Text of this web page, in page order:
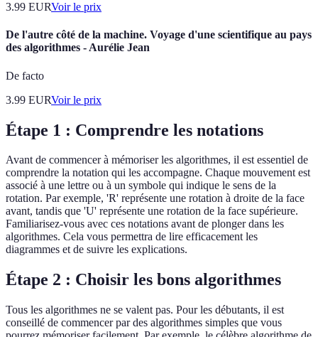
3.99 EURVoir le prix
De l'autre côté de la machine. Voyage d'une scientifique au pays
des algorithmes - Aurélie Jean
De facto
3.99 EURVoir le prix
Étape 1 : Comprendre les notations
Avant de commencer à mémoriser les algorithmes, il est essentiel de
comprendre la notation qui les accompagne. Chaque mouvement est
associé à une lettre ou à un symbole qui indique le sens de la
rotation. Par exemple, 'R' représente une rotation à droite de la face
avant, tandis que 'U' représente une rotation de la face supérieure.
Familiarisez-vous avec ces notations avant de plonger dans les
algorithmes. Cela vous permettra de lire efficacement les
diagrammes et de suivre les explications.
Étape 2 : Choisir les bons algorithmes
Tous les algorithmes ne se valent pas. Pour les débutants, il est
conseillé de commencer par des algorithmes simples que vous